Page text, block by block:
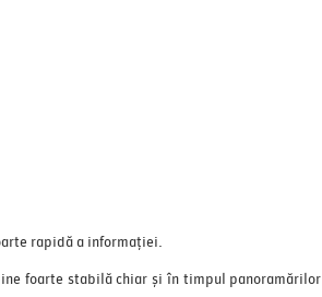
rapidă a informației.
foarte stabilă chiar și în timpul